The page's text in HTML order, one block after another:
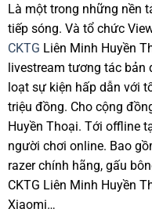
Là một trong những nền
tiếp sóng. Và tổ chức
CKTG Liên Minh Huyền
livestream tương tác bản
loạt sự kiện hấp dẫn với
triệu đồng. Cho cộng
Huyền Thoại. Tới offline
người chơi online. Bao
razer chính hãng, gấu
CKTG Liên Minh Huyền
Xiaomi…